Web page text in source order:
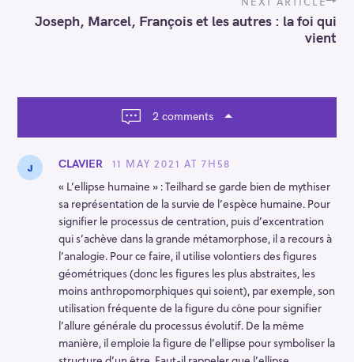
a
n
Joseph, Marcel, François et les autres : la foi qui
vient
2 comments
CLAVIER
11 MAY 2021 AT 7H58
« L’ellipse humaine » : Teilhard se garde bien de mythiser
sa représentation de la survie de l’espèce humaine. Pour
signifier le processus de centration, puis d’excentration
qui s’achève dans la grande métamorphose, il a recours à
l’analogie. Pour ce faire, il utilise volontiers des figures
géométriques (donc les figures les plus abstraites, les
moins anthropomorphiques qui soient), par exemple, son
utilisation fréquente de la figure du cône pour signifier
l’allure générale du processus évolutif. De la même
manière, il emploie la figure de l’ellipse pour symboliser la